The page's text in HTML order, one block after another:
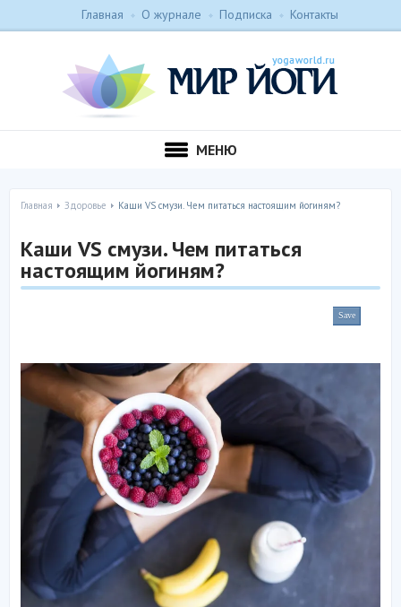
Главная О журнале Подписка Контакты
МЕНЮ
Главная Здоровье Каши VS смузи. Чем питаться настоящим йогиням?
Каши VS смузи. Чем питаться
настоящим йогиням?
Save